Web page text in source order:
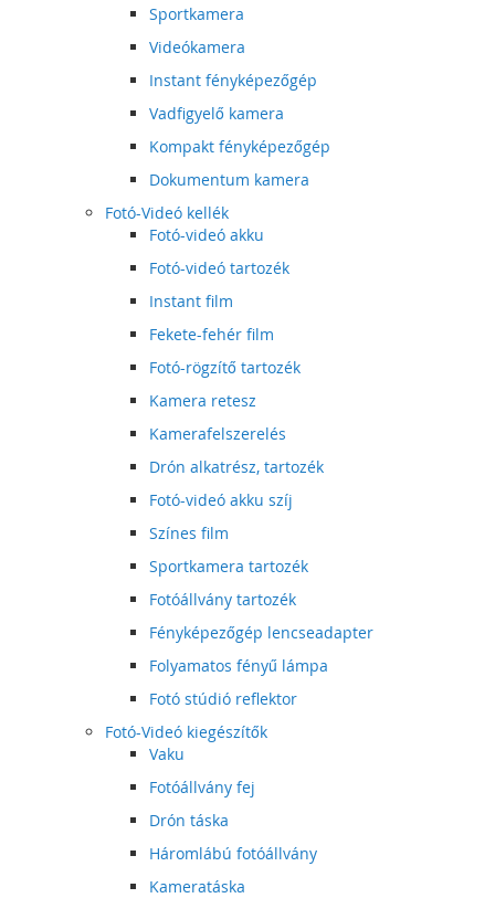
Sportkamera
Videókamera
Instant fényképezőgép
Vadfigyelő kamera
Kompakt fényképezőgép
Dokumentum kamera
Fotó-Videó kellék
Fotó-videó akku
Fotó-videó tartozék
Instant film
Fekete-fehér film
Fotó-rögzítő tartozék
Kamera retesz
Kamerafelszerelés
Drón alkatrész, tartozék
Fotó-videó akku szíj
Színes film
Sportkamera tartozék
Fotóállvány tartozék
Fényképezőgép lencseadapter
Folyamatos fényű lámpa
Fotó stúdió reflektor
Fotó-Videó kiegészítők
Vaku
Fotóállvány fej
Drón táska
Háromlábú fotóállvány
Kameratáska